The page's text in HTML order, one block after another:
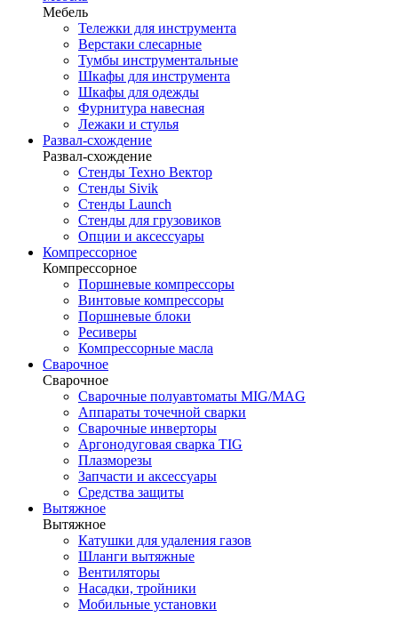
Мебель
Тележки для инструмента
Верстаки слесарные
Тумбы инструментальные
Шкафы для инструмента
Шкафы для одежды
Фурнитура навесная
Лежаки и стулья
Развал-схождение
Развал-схождение
Стенды Техно Вектор
Стенды Sivik
Стенды Launch
Стенды для грузовиков
Опции и аксессуары
Компрессорное
Компрессорное
Поршневые компрессоры
Винтовые компрессоры
Поршневые блоки
Ресиверы
Компрессорные масла
Сварочное
Сварочное
Сварочные полуавтоматы MIG/MAG
Аппараты точечной сварки
Сварочные инверторы
Аргонодуговая сварка TIG
Плазморезы
Запчасти и аксессуары
Средства защиты
Вытяжное
Вытяжное
Катушки для удаления газов
Шланги вытяжные
Вентиляторы
Насадки, тройники
Мобильные установки